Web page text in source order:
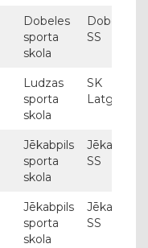
Dobeles
sporta
skola
Dobeles
SS
Ludzas
sporta
skola
SK
Latgols
Jēkabpils
sporta
skola
Jēkabpils
SS
Jēkabpils
sporta
skola
Jēkabpils
SS